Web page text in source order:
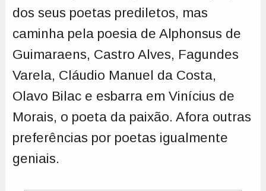
dos seus poetas prediletos, mas
caminha pela poesia de Alphonsus de
Guimaraens, Castro Alves, Fagundes
Varela, Cláudio Manuel da Costa,
Olavo Bilac e esbarra em Vinícius de
Morais, o poeta da paixão. Afora outras
preferências por poetas igualmente
geniais.